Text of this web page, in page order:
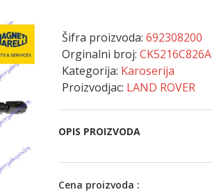
Šifra proizvoda: 692308200
Orginalni broj:
Kategorija: Karoserija
Proizvodjac: LAND ROVER
OPIS PROIZVODA
Cena proizvoda :